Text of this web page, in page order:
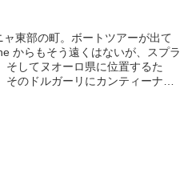
東部の町。ボートツアーが出て
からもそう遠くはないが、スプラ
そしてヌオーロ県に位置するた
のドルガーリにカンティーナを